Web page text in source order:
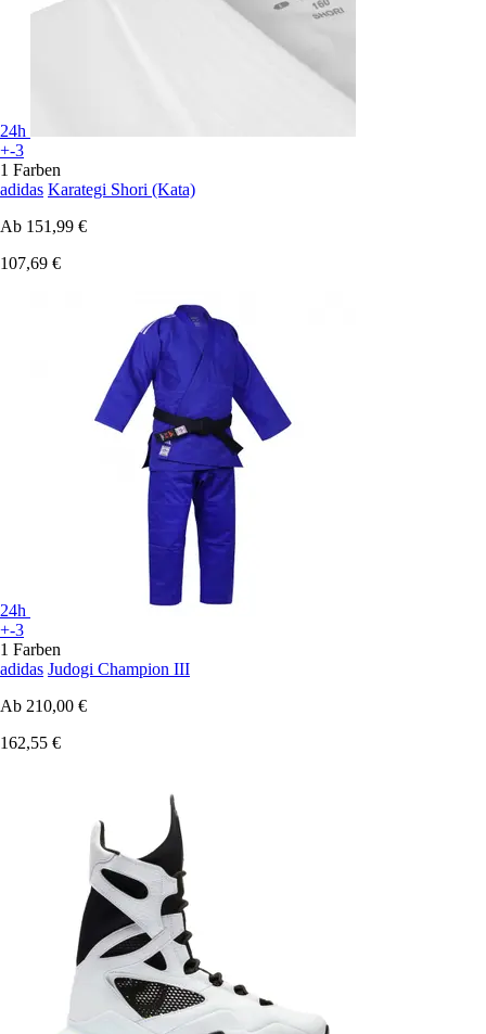
24h
+-3
1 Farben
adidas Karategi Shori (Kata)
Ab 151,99 €
107,69 €
24h
+-3
1 Farben
adidas Judogi Champion III
Ab 210,00 €
162,55 €